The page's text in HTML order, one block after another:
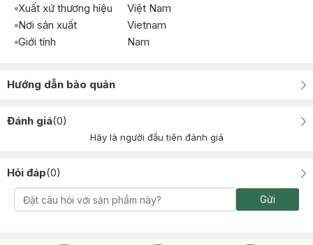
Xuất xứ thương hiệu
Việt Nam
Nơi sản xuất
Vietnam
Giới tính
Nam
Hướng dẫn bảo quản
Đánh giá(0)
Hãy là người đầu tiên đánh giá
Hỏi đáp(0)
Gửi